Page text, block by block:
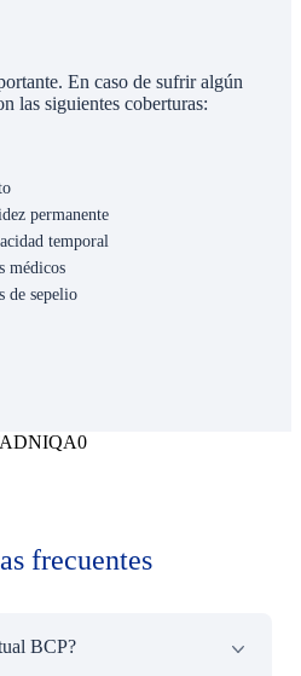
En caso de sufrir algún
las siguientes coberturas:
permanente
temporal
médicos
de sepelio
frecuentes
BCP?